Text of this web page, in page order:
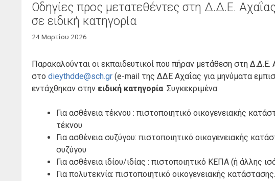
Οδηγίες προς μετατεθέντες στη Δ.Δ.Ε. Αχαΐας
σε ειδική κατηγορία
24 Μαρτίου 2026
Παρακαλούνται οι εκπαιδευτικοί που πήραν μετάθεση στη Δ.Δ.Ε.
στο dieythdde@sch.gr (e-mail της ΔΔΕ Αχαΐας για μηνύματα
εντάχθηκαν στην ειδική κατηγορία. Συγκεκριμένα:
Για ασθένεια τέκνου : πιστοποιητικό οικογενειακής
τέκνου
Για ασθένεια συζύγου: πιστοποιητικό οικογενειακής
συζύγου
Για ασθένεια ιδίου/ιδίας : πιστοποιητικό ΚΕΠΑ (ή άλλης
Για πολυτεκνία: πιστοποιητικό οικογενειακής